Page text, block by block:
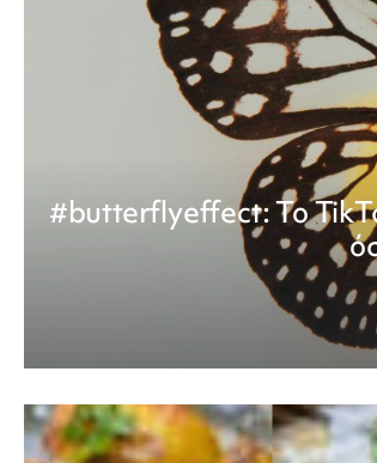
#butterflyeffect: Το